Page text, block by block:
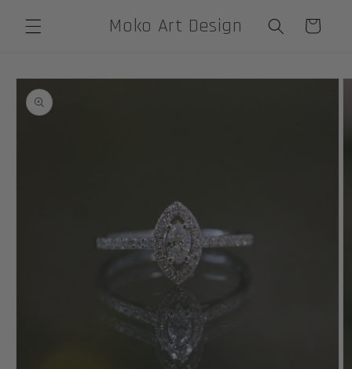
content Moko Art Design Cart
Skip to
product
information